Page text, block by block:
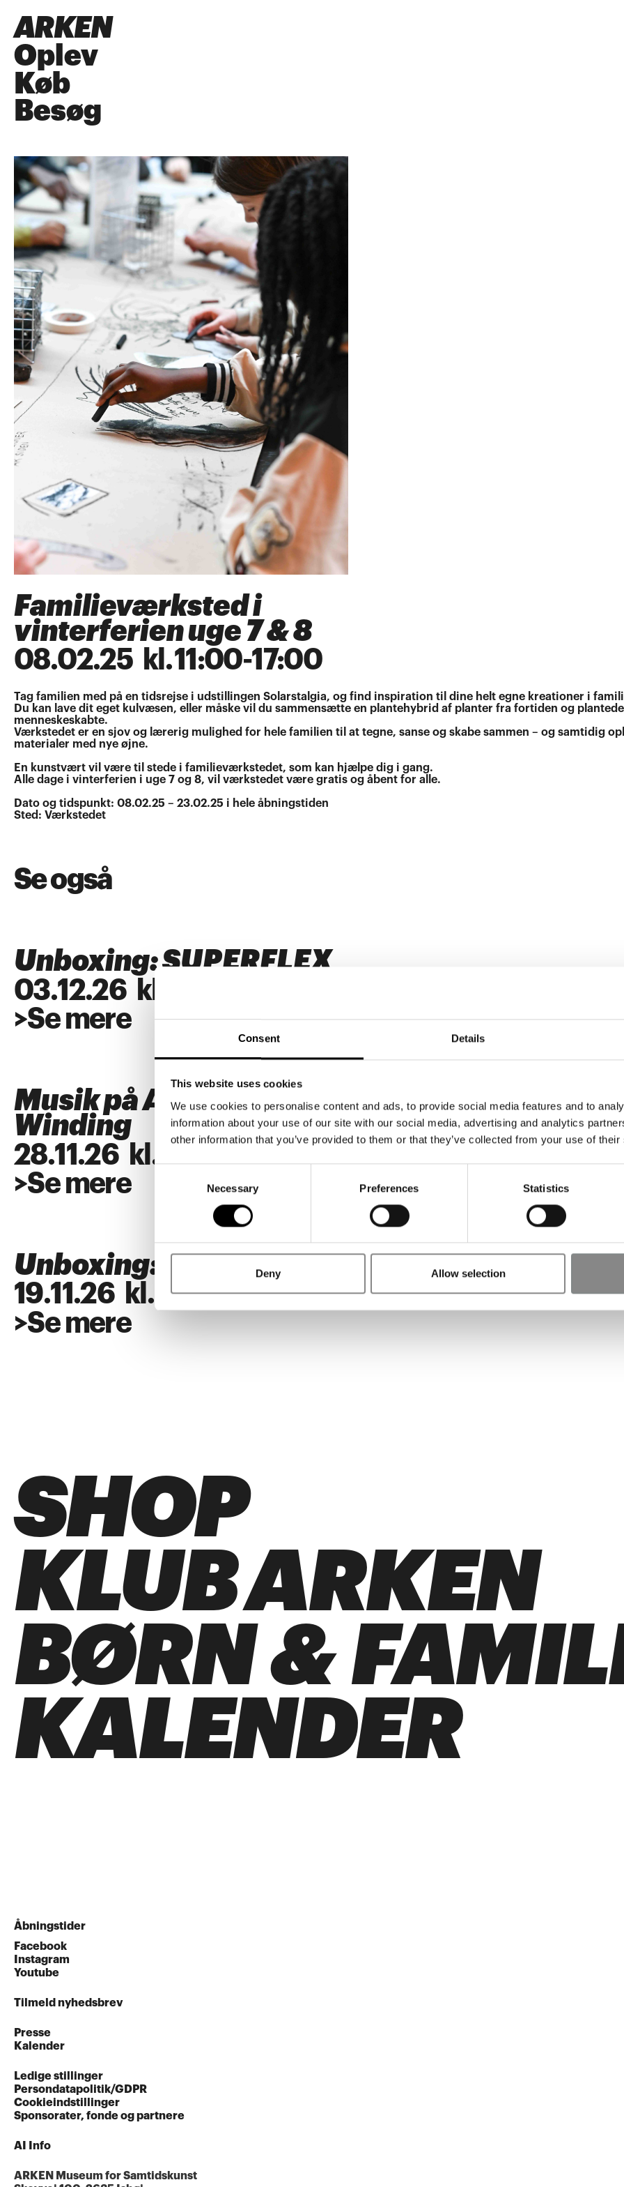
Consent Details
This website uses cookies
We use cookies to personalise content and ads, to provide social media features and to
information about your use of our site with our social media, advertising and analytics
other information that you’ve provided to them or that they’ve collected from your use of
Necessary Preferences Statistics
Deny Allow selection
ARKEN
Oplev
Køb
Besøg
Familieværksted i
vinterferien uge 7 & 8
08.02.25 kl.11:00-17:00
Tag familien med på en tidsrejse i udstillingen Solarstalgia, og find inspiration til dine helt egne kreationer i
Du kan lave dit eget kulvæsen, eller måske vil du sammensætte en plantehybrid af planter fra fortiden og
menneskeskabte.
Værkstedet er en sjov og lærerig mulighed for hele familien til at tegne, sanse og skabe sammen – og samtidig
materialer med nye øjne.
En kunstvært vil være til stede i familieværkstedet, som kan hjælpe dig i gang.
Alle dage i vinterferien i uge 7 og 8, vil værkstedet være gratis og åbent for alle.
Dato og tidspunkt: 08.02.25 – 23.02.25 i hele åbningstiden
Sted: Værkstedet
Se også
Unboxing: SUPERFLEX
03.12.26 kl.
>Se mere
Musik på ARKEN: Alberte
Winding
28.11 .26 kl.
>Se mere
Unboxing: SUPERFLEX
19.11 .26 kl. 18:00
>Se mere
SHOP
KLUB ARKEN
BØRN &
KALENDER
Åbningstider
Facebook
Instagram
Youtube
Tilmeld nyhedsbrev
Presse
Kalender
Ledige stillinger
Persondatapolitik/GDPR
Cookieindstillinger
Sponsorater, fonde og partnere
AI Info
ARKEN Museum for Samtidskunst